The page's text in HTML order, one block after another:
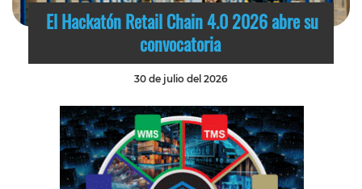
El Hackatón Retail Chain 4.0 2026 abre su
convocatoria
30 de julio del 2026